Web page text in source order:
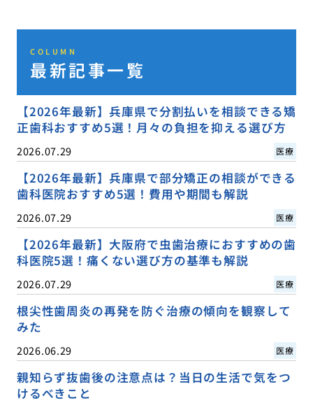
COLUMN
最新記事一覧
【2026年最新】兵庫県で分割払いを相談できる矯
正歯科おすすめ5選！月々の負担を抑える選び方
2026.07.29 医療
【2026年最新】兵庫県で部分矯正の相談ができる
歯科医院おすすめ5選！費用や期間も解説
2026.07.29 医療
【2026年最新】大阪府で虫歯治療におすすめの歯
科医院5選！痛くない選び方の基準も解説
2026.07.29 医療
根尖性歯周炎の再発を防ぐ治療の傾向を観察して
みた
2026.06.29 医療
親知らず抜歯後の注意点は？当日の生活で気をつ
けるべきこと